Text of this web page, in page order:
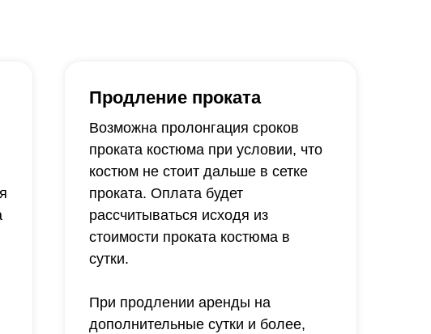
Продление проката
Возможна пролонгация сроков
проката костюма при условии, что
костюм не стоит дальше в сетке
проката. Оплата будет
рассчитываться исходя из
стоимости проката костюма в
сутки.
При продлении аренды на
дополнительные сутки и более,